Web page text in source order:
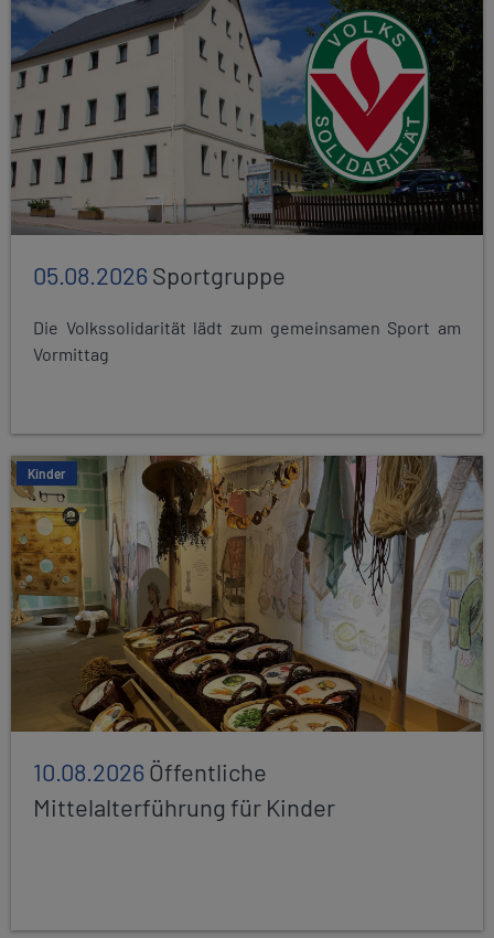
05.08.2026Sportgruppe
Die Volkssolidarität lädt zum gemeinsamen Sport am
Vormittag
Kinder
10.08.2026Öffentliche
Mittelalterführung für Kinder